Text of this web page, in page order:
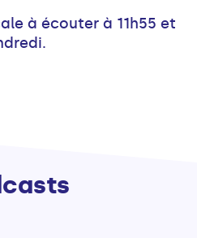
à écouter à 11h55 et